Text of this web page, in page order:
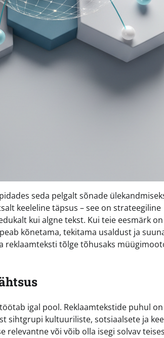
seda pelgalt sõnade
keeleline täpsus – see on strateegiline
kui algne tekst. Kui teie eesmärk on
kõnetama, tekitama usaldust ja
reklaamteksti tõlge tõhusaks
igal pool. Reklaamtekstide puhul on
sihtgrupi kultuuriliste, sotsiaalsete ja
relevantne või võib olla isegi solvav